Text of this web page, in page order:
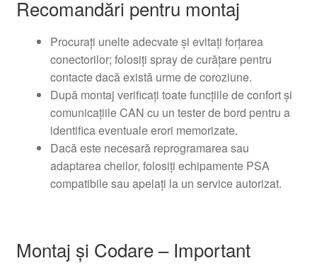
Recomandări pentru montaj
Procurați unelte adecvate și evitați forțarea
conectorilor; folosiți spray de curățare pentru
contacte dacă există urme de coroziune.
După montaj verificați toate funcțiile de confort și
comunicațiile CAN cu un tester de bord pentru a
identifica eventuale erori memorizate.
Dacă este necesară reprogramarea sau
adaptarea cheilor, folosiți echipamente PSA
compatibile sau apelați la un service autorizat.
Montaj și Codare – Important